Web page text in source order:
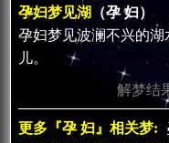
孕妇梦见湖
（孕 妇）
孕妇梦见波澜不兴的
儿。
解梦结
更多『孕 妇』相关梦: